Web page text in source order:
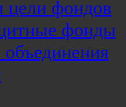
цели фондов
фонды
объединения